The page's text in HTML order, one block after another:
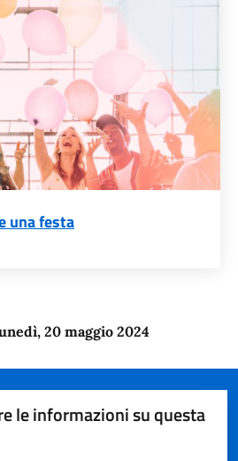
una festa
20 maggio 2024
le informazioni su questa